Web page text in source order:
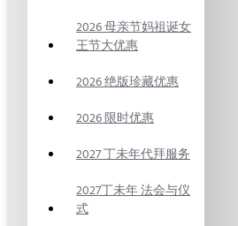
2026 母亲节妈祖诞女
王节大优惠
2026 绝版珍藏优惠
2026 限时优惠
2027 丁未年代拜服务
2027丁未年 法会与仪
式